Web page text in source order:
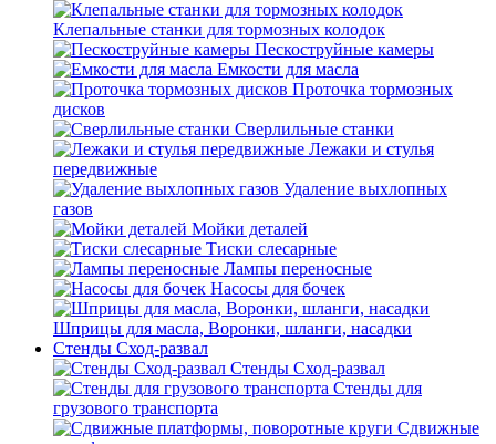
Клепальные станки для тормозных колодок
Пескоструйные камеры
Емкости для масла
Проточка тормозных
дисков
Сверлильные станки
Лежаки и стулья
передвижные
Удаление выхлопных
газов
Мойки деталей
Тиски слесарные
Лампы переносные
Насосы для бочек
Шприцы для масла, Воронки, шланги, насадки
Стенды Сход-развал
Стенды Сход-развал
Стенды для
грузового транспорта
Сдвижные